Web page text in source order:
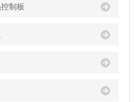
制板